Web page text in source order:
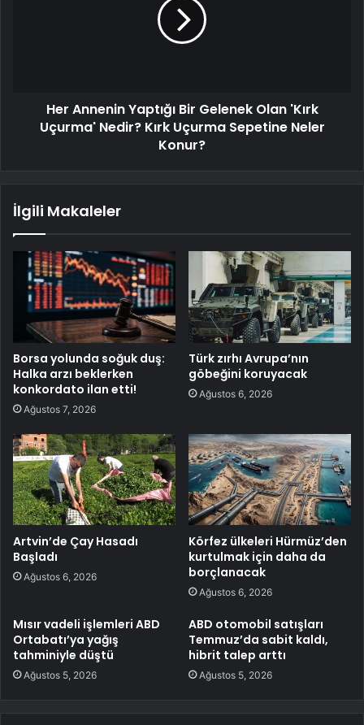
Her Annenin Yaptığı Bir Gelenek Olan 'Kırk
Uçurma' Nedir? Kırk Uçurma Sepetine Neler
Konur?
İlgili Makaleler
Borsa yolunda soğuk duş:
Halka arzı beklerken
konkordato ilan etti!
Ağustos 7, 2026
Türk zırhı Avrupa’nın
göbeğini koruyacak
Ağustos 6, 2026
Artvin’de Çay Hasadı
Başladı
Ağustos 6, 2026
Körfez ülkeleri Hürmüz’den
kurtulmak için daha da
borçlanacak
Ağustos 6, 2026
Mısır vadeli işlemleri ABD
Ortabatı’ya yağış
tahminiyle düştü
Ağustos 5, 2026
ABD otomobil satışları
Temmuz’da sabit kaldı,
hibrit talep arttı
Ağustos 5, 2026